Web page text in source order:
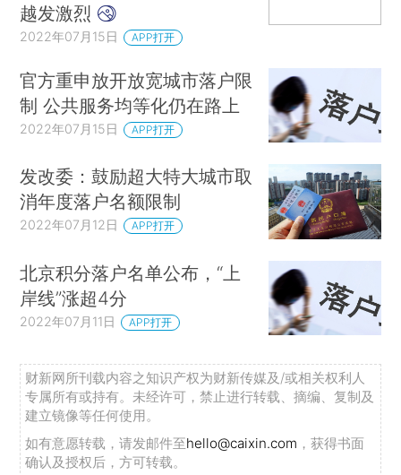
越发激烈
2022年07月15日 APP打开
官方重申放开放宽城市落户限
制 公共服务均等化仍在路上
2022年07月15日 APP打开
发改委：鼓励超大特大城市取
消年度落户名额限制
2022年07月12日 APP打开
北京积分落户名单公布，“上
岸线”涨超4分
2022年07月11日 APP打开
财新网所刊载内容之知识产权为财新传媒及/或相关权利人
专属所有或持有。未经许可，禁止进行转载、摘编、复制及
建立镜像等任何使用。
如有意愿转载，请发邮件至hello@caixin.com ，获得书面
确认及授权后，方可转载。